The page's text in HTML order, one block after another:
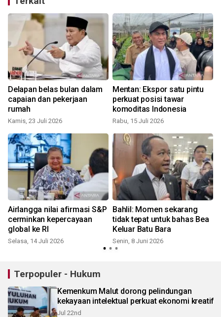
Delapan belas bulan dalam
capaian dan pekerjaan
rumah
Kamis, 23 Juli 2026
Mentan: Ekspor satu pintu
perkuat posisi tawar
komoditas Indonesia
Rabu, 15 Juli 2026
Airlangga nilai afirmasi S&P
cerminkan kepercayaan
global ke RI
Selasa, 14 Juli 2026
Bahlil: Momen sekarang
tidak tepat untuk bahas Bea
Keluar Batu Bara
Senin, 8 Juni 2026
Terpopuler - Hukum
Kemenkum Malut dorong pelindungan
kekayaan intelektual perkuat ekonomi kreatif
Jul 22nd